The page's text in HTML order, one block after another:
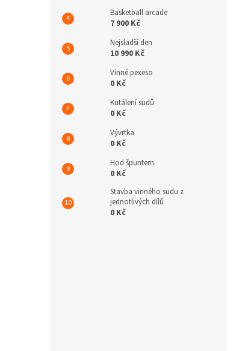
Basketball arcade
7 900 Kč
Nejsladší den
10 990 Kč
Vinné pexeso
0 Kč
Kutálení sudů
0 Kč
Vývrtka
0 Kč
Hod špuntem
0 Kč
Stavba vinného sudu z
jednotlivých dílů
0 Kč